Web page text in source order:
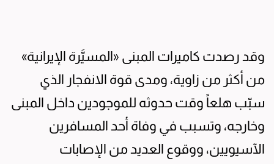
وقد رصدت كاميرات المبنى «المسيَّرة الإيرانية»
من أكثر من زاوية، ومدى قوة الانفجار الذي
سبّب هلعاً وقت حدوثه للموجودين داخل المبنى
وخارجه، وتسبب في وفاة أحد المسافرين
الآسيويين، ووقوع العديد من الإصابات